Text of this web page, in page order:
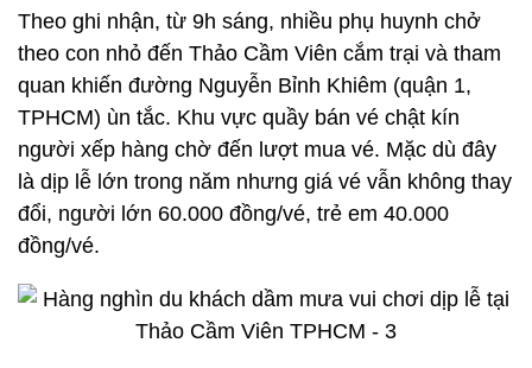
Theo ghi nhận, từ 9h sáng, nhiều phụ huynh chở
theo con nhỏ đến Thảo Cầm Viên cắm trại và tham
quan khiến đường Nguyễn Bỉnh Khiêm (quận 1,
TPHCM) ùn tắc. Khu vực quầy bán vé chật kín
người xếp hàng chờ đến lượt mua vé. Mặc dù đây
là dịp lễ lớn trong năm nhưng giá vé vẫn không thay
đổi, người lớn 60.000 đồng/vé, trẻ em 40.000
đồng/vé.